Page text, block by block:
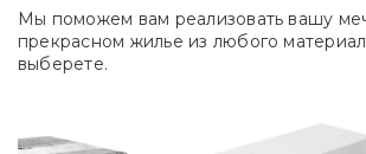
Мы поможем вам реализовать вашу
прекрасном жилье из любого
выберете.